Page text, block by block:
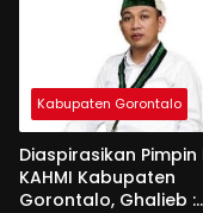
Kabupaten Gorontalo
Diaspirasikan Pimpin
KAHMI Kabupaten
Gorontalo, Ghalieb :